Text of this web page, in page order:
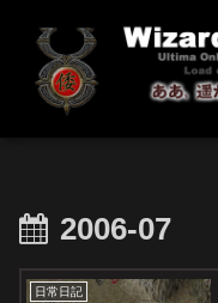
2006-07
日常日記